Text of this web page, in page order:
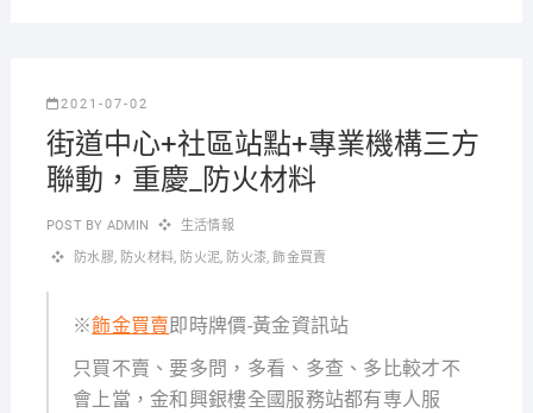
2021-07-02
街道中心+社區站點+專業機構三方
聯動，重慶_防火材料
POST BY ADMIN 生活情報
防水膠, 防火材料, 防火泥, 防火漆,飾金買賣
※飾金買賣即時牌價-黃金資訊站
只買不賣、要多問，多看、多查、多比較才不
會上當，金和興銀樓全國服務站都有専人服